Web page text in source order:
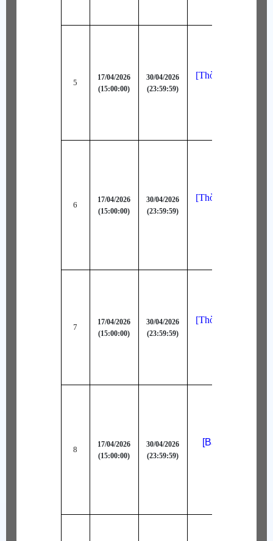
5
17/04/2026
(15:00:00)
30/04/2026
(23:59:59)
[Thời Trang Bậc
6
17/04/2026
(15:00:00)
30/04/2026
(23:59:59)
[Thời Trang Bậc
7
17/04/2026
(15:00:00)
30/04/2026
(23:59:59)
[Thời Trang Bậc
8
17/04/2026
(15:00:00)
30/04/2026
(23:59:59)
[Bậc A+] Thời